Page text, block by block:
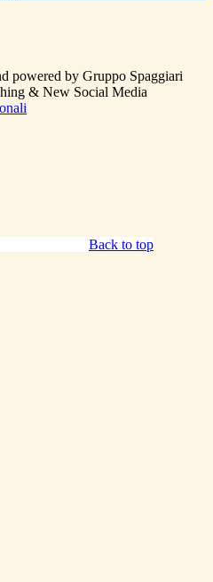
powered by Gruppo Spaggiari
& New Social Media
Back to top